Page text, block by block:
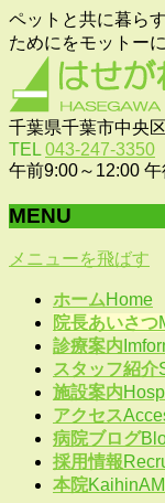
ペットと共に暮ら
ためにをモットー
千葉県千葉市中央
TEL 043-247-3350
午前9:00～12:00
MENU
メニューを飛ばす
ホームHome
院長あいさつ
診療案内
スタッフ紹介
施設案内
アクセス
病院ブログ
採用情報
本院